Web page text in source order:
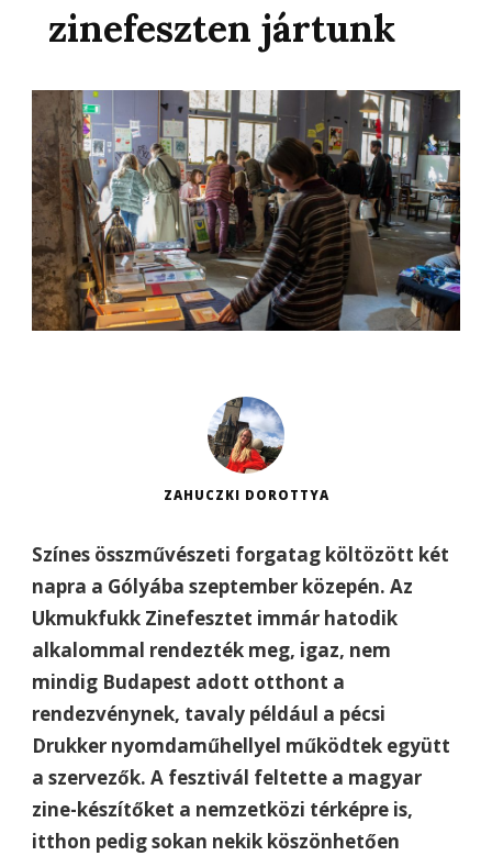
zinefeszten jártunk
ZAHUCZKI DOROTTYA
Színes összművészeti forgatag költözött két
napra a Gólyába szeptember közepén. Az
Ukmukfukk Zinefesztet immár hatodik
alkalommal rendezték meg, igaz, nem
mindig Budapest adott otthont a
rendezvénynek, tavaly például a pécsi
Drukker nyomdaműhellyel működtek együtt
a szervezők. A fesztivál feltette a magyar
zine-készítőket a nemzetközi térképre is,
itthon pedig sokan nekik köszönhetően